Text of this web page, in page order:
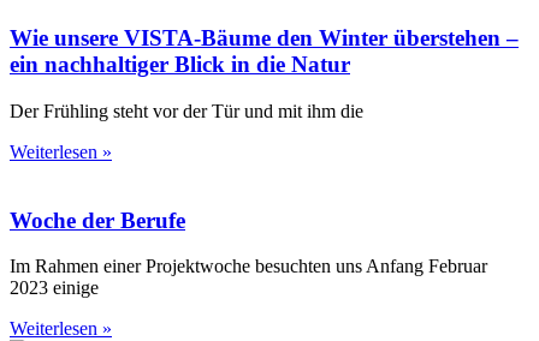
Wie unsere VISTA-Bäume den Winter überstehen –
ein nachhaltiger Blick in die Natur
Der Frühling steht vor der Tür und mit ihm die
Weiterlesen »
Woche der Berufe
Im Rahmen einer Projektwoche besuchten uns Anfang Februar
2023 einige
Weiterlesen »